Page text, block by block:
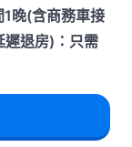
1晚(含商務車接
退房)：只需